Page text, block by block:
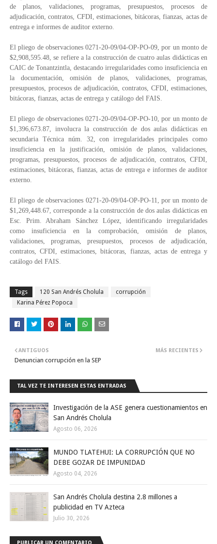
de planos, validaciones, programas, presupuestos, procesos de
adjudicación, contratos, CFDI, estimaciones, bitácoras, fianzas, actas de
entrega e informes de auditor externo.
El pliego de observaciones 0271-20-09/04-OP-PO-09, por un monto de
$2,908,595.48, se refiere a la construcción de cuatro aulas didácticas en
CAIC de Tonantzintla, destacando irregularidades como insuficiencia en
la documentación, omisión de planos, validaciones, programas,
presupuestos, procesos de adjudicación, contratos, CFDI, estimaciones,
bitácoras, fianzas, actas de entrega y catálogo del FAIS.
El pliego de observaciones 0271-20-09/04-OP-PO-10, por un monto de
$1,396,673.87, involucra la construcción de dos aulas didácticas en
secundaria Técnica núm. 32, con irregularidades principales como
insuficiencia en la justificación, omisión de planos, validaciones,
programas, presupuestos, procesos de adjudicación, contratos, CFDI,
estimaciones, bitácoras, fianzas, actas de entrega e informes de auditor
externo.
El pliego de observaciones 0271-20-09/04-OP-PO-11, por un monto de
$1,269,448.67, corresponde a la construcción de dos aulas didácticas en
Esc. Prim. Abraham Sánchez López, identificando irregularidades
como insuficiencia en la comprobación, omisión de planos,
validaciones, programas, presupuestos, procesos de adjudicación,
contratos, CFDI, estimaciones, bitácoras, fianzas, actas de entrega y
catálogo del FAIS.
Tags 120 San Andrés Cholula
corrupción
Karina Pérez Popoca
MÁS RECIENTES
ANTIGUOS
Denuncian corrupción en la SEP
TAL VEZ TE INTERESEN ESTAS ENTRADAS
Investigación de la ASE genera cuestionamientos en
San Andrés Cholula
Agosto 06, 2026
MUNDO TLATEHUI: LA CORRUPCIÓN QUE NO
DEBE GOZAR DE IMPUNIDAD
Agosto 04, 2026
San Andrés Cholula destina 2.8 millones a
publicidad en TV Azteca
Julio 30, 2026
PUBLICAR UN COMENTARIO